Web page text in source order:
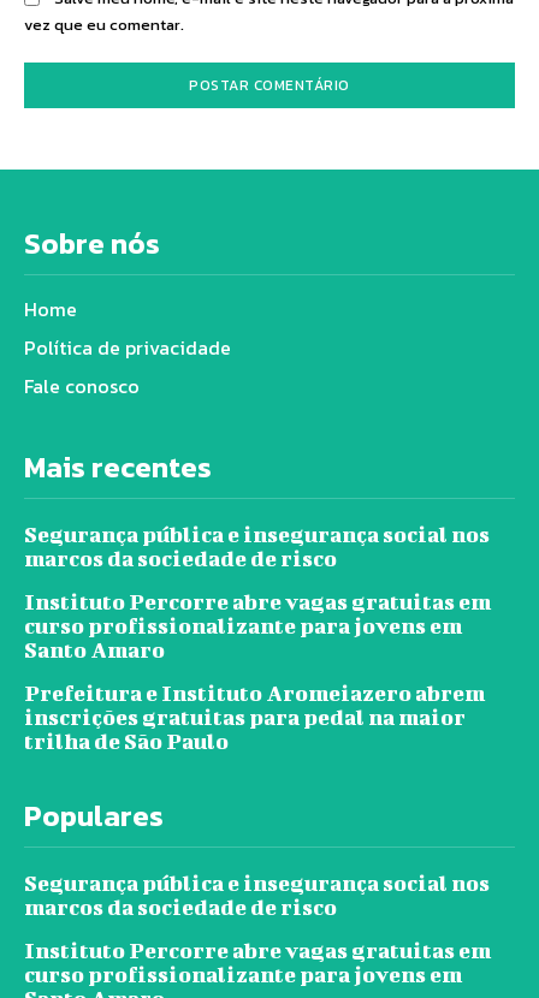
vez que eu comentar.
Sobre nós
Home
Política de privacidade
Fale conosco
Mais recentes
Segurança pública e insegurança social nos
marcos da sociedade de risco
Instituto Percorre abre vagas gratuitas em
curso profissionalizante para jovens em
Santo Amaro
Prefeitura e Instituto Aromeiazero abrem
inscrições gratuitas para pedal na maior
trilha de São Paulo
Populares
Segurança pública e insegurança social nos
marcos da sociedade de risco
Instituto Percorre abre vagas gratuitas em
curso profissionalizante para jovens em